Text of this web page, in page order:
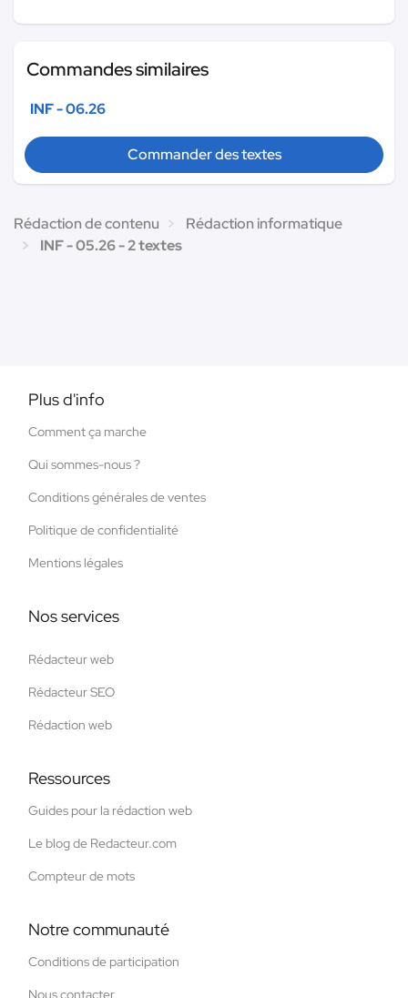
Commandes similaires
INF - 06.26
Commander des textes
Rédaction de contenu
Rédaction informatique
INF - 05.26 - 2 textes
Plus d'info
Comment ça marche
Qui sommes-nous ?
Conditions générales de ventes
Politique de confidentialité
Mentions légales
Nos services
Rédacteur web
Rédacteur SEO
Rédaction web
Ressources
Guides pour la rédaction web
Le blog de Redacteur.com
Compteur de mots
Notre communauté
Conditions de participation
Nous contacter